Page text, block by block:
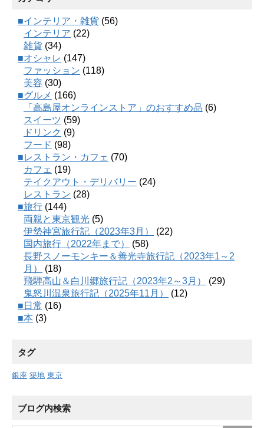
■インテリア・雑貨 (56)
インテリア (22)
雑貨 (34)
■オシャレ (147)
ファッション (118)
美容 (30)
■グルメ (166)
「高島屋オンラインストア」のおすすめ品 (6)
スイーツ (59)
ドリンク (9)
フード (98)
■レストラン・カフェ (70)
カフェ (19)
テイクアウト・デリバリー (24)
レストラン (28)
■旅行 (144)
両親と東京観光 (5)
伊勢神宮旅行記（2023年3月）
(22)
国内旅行（2022年まで）
(58)
長野スノーモンキー＆善光寺旅行記（2023年1～2
月）
(18)
飛騨高山＆白川郷旅行記（2023年2～3月）
(29)
鬼怒川温泉旅行記（2025年11月）
(12)
■日常 (16)
■本 (3)
タグ
銀座 築地 東京
ブログ内検索